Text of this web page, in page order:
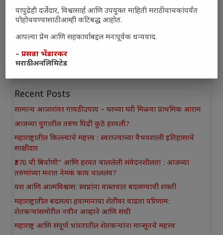
Recent Posts
सामान्य आजारांवर गावठी उपाय – घरच्या घरी मिळवा प्राथमिक आराम
आजच्या युगातील तरुण पिढी कुठे हरवली?
महाराष्ट्रातील किल्ल्यांचे महत्त्व : स्वराज्याच्या वैभवशाली इतिहासाचे
साक्षीदार
₹370 ची बिर्याणी” आणि हरवत चाललेली संवेदनशीलता : आजच्या
तरुणांच्या मनात नेमकं काय चाललंय?
यश आणि आत्मविश्वास: स्वप्नांना वास्तवात बदलण्याची शक्ती
महाराष्ट्रातील बदलत्या हवामानाचा शेतीवर वाढता परिणाम:
शेतकऱ्यांसमोरील नवीन आव्हाने आणि संधी
महाराष्ट्र आणि संपूर्ण भारतातील शेतकऱ्यांना मान्सूनचे महत्त्व
यापुढेही दर्जेदार, विश्वासार्ह आणि उपयुक्त माहिती मराठी वाचकांपर्यंत
पोहोचवण्यासाठी आम्ही कटिबद्ध आहोत.
आपल्या प्रेम आणि सहकार्याबद्दल मनःपूर्वक धन्यवाद.
–प्रसन्ना भेंडारकर
मराठी अनलिमिटेड